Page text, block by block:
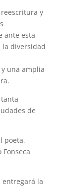
y
ante esta
diversidad
una amplia
de
poeta,
entregará la